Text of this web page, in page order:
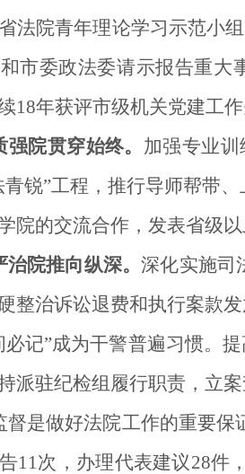
法院青年理论学习示范小
市委政法委请示报告重大
18年获评市级机关党建工
院贯穿始终。 加强专业训
青锐”工程，推行导师帮带
院的交流合作，发表省级
院推向纵深。深化实施司
整治诉讼退费和执行案款
必记”成为干警普遍习惯。
派驻纪检组履行职责，立
督是做好法院工作的重要
11次，办理代表建议28件